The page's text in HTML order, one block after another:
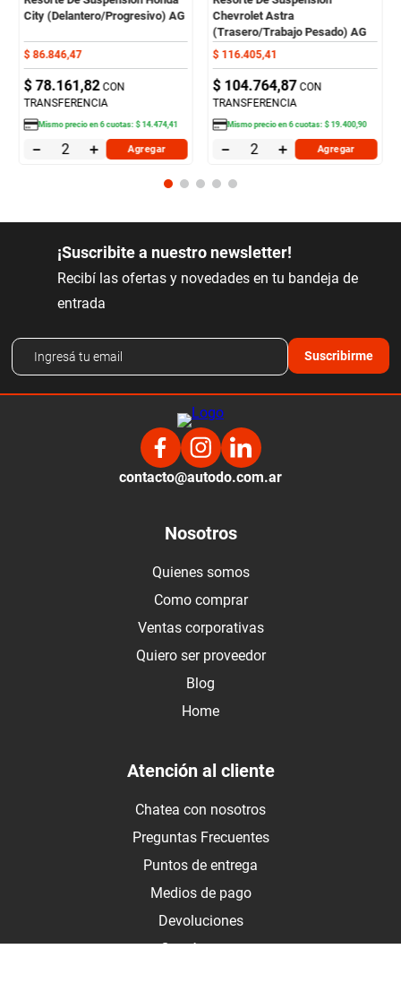
City (Delantero/Progresivo) AG
$ 86.846,47
$ 78.161,82 CON
TRANSFERENCIA
Mismo precio en6cuotas:$ 14.474,41
＋
－ Agregar
Chevrolet Astra
(Trasero/Trabajo Pesado) AG
$ 116.405,41
$ 104.764,87 CON
TRANSFERENCIA
Mismo precio en6cuotas:$ 19.400,90
＋
－ Agregar
¡Suscribite a nuestro newsletter!
Recibí las ofertas y novedades en tu bandeja de
entrada
Suscribirme
contacto@autodo.com.ar
Nosotros
Quienes somos
Como comprar
Ventas corporativas
Quiero ser proveedor
Blog
Home
Atención al cliente
Chatea con nosotros
Preguntas Frecuentes
Puntos de entrega
Medios de pago
Devoluciones
Contáctanos